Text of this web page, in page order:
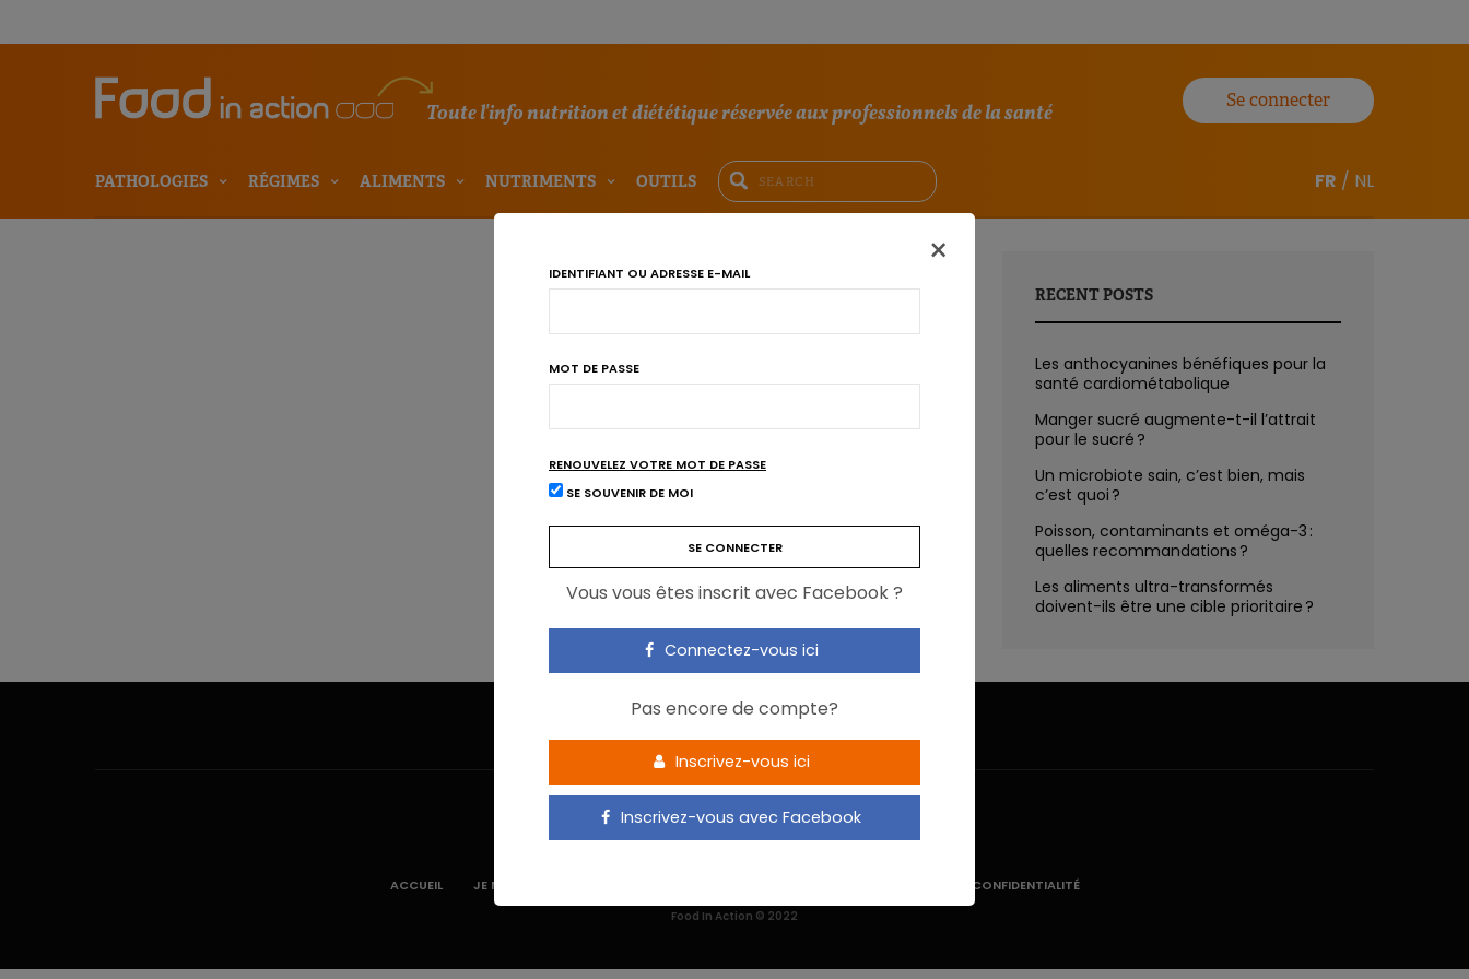
Toute l'info nutrition et diététique réservée aux professionnels de la santé
Se connecter
PATHOLOGIES RÉGIMES ALIMENTS NUTRIMENTS OUTILS FR / NL
RECENT POSTS
Les anthocyanines bénéfiques pour la
santé cardiométabolique
Manger sucré augmente-t-il l’attrait
pour le sucré ?
Un microbiote sain, c’est bien, mais
c’est quoi ?
Poisson, contaminants et oméga-3 :
quelles recommandations ?
Les aliments ultra-transformés
doivent-ils être une cible prioritaire ?
×
IDENTIFIANT OU ADRESSE E-MAIL
MOT DE PASSE
RENOUVELEZ VOTRE MOT DE PASSE
SE SOUVENIR DE MOI
Vous vous êtes inscrit avec Facebook ?
Connectez-vous ici
Pas encore de compte?
Inscrivez-vous ici
Inscrivez-vous avec Facebook
ACCUEIL JE M’INSCRIS POLITIQUE DE CONFIDENTIALITÉ
Food In Action © 2022